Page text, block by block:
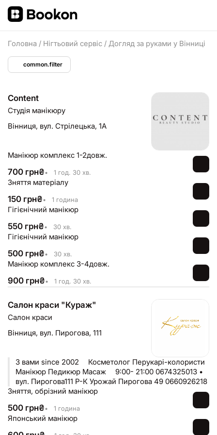
Головна / Нігтьовий сервіс / Догляд за руками у Вінниці
common.filter
Content
Студія манікюру
Вінниця, вул. Стрілецька, 1А
Манікюр комплекс 1-2довж.
700 грн₴• 1 год. 30 хв.
Зняття матеріалу
150 грн₴• 1 година
Гігієнічний манікюр
550 грн₴• 30 хв.
Гігієнічний манікюр
500 грн₴• 30 хв.
Манікюр комплекс 3-4довж.
900 грн₴• 1 год. 30 хв.
Салон краси "Кураж"
Салон краси
Вінниця, вул. Пирогова, 111
З вами since 2002 ⠀ Косметолог Перукарі-колористи
Манікюр Педикюр Масаж ⠀ 9:00- 21:00 0674325013 •
вул. Пирогова111 Р-К Урожай Пирогова 49 0660926218
Зняття, обрізний манікюр
500 грн₴• 1 година
Японський манікюр